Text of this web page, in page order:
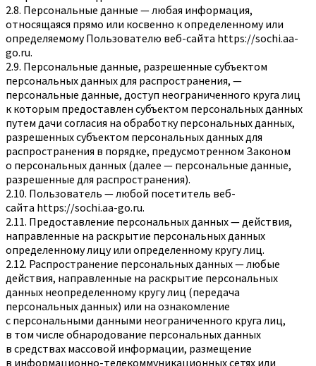
2.8. Персональные данные — любая информация,
относящаяся прямо или косвенно к определенному или
определяемому Пользователю веб-сайта https://sochi.aa-
go.ru.
2.9. Персональные данные, разрешенные субъектом
персональных данных для распространения, —
персональные данные, доступ неограниченного круга лиц
к которым предоставлен субъектом персональных данных
путем дачи согласия на обработку персональных данных,
разрешенных субъектом персональных данных для
распространения в порядке, предусмотренном Законом
о персональных данных (далее — персональные данные,
разрешенные для распространения).
2.10. Пользователь — любой посетитель веб-
сайта https://sochi.aa-go.ru.
2.11. Предоставление персональных данных — действия,
направленные на раскрытие персональных данных
определенному лицу или определенному кругу лиц.
2.12. Распространение персональных данных — любые
действия, направленные на раскрытие персональных
данных неопределенному кругу лиц (передача
персональных данных) или на ознакомление
с персональными данными неограниченного круга лиц,
в том числе обнародование персональных данных
в средствах массовой информации, размещение
в информационно-телекоммуникационных сетях или